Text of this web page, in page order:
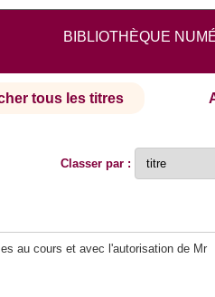
BIBLIOTHÈQUE
tous les titres
Classer par :
au cours et avec l'autorisation de Mr